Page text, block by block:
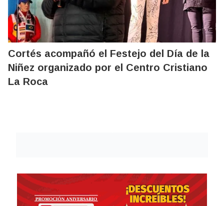
Cortés acompañó el Festejo del Día de la
Niñez organizado por el Centro Cristiano
La Roca